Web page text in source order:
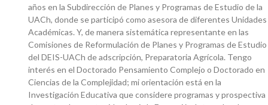
años en la Subdirección de Planes y Programas de Estudio de la
UACh, donde se participó como asesora de diferentes Unidades
Académicas. Y, de manera sistemática representante en las
Comisiones de Reformulación de Planes y Programas de Estudio
del DEIS-UACh de adscripción, Preparatoria Agrícola. Tengo
interés en el Doctorado Pensamiento Complejo o Doctorado en
Ciencias de la Complejidad; mi orientación está en la
Investigación Educativa que considere programas y prospectiva